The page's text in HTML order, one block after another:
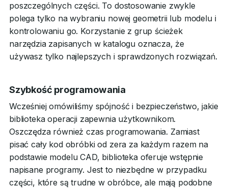
poszczególnych części. To dostosowanie zwykle
polega tylko na wybraniu nowej geometrii lub modelu i
kontrolowaniu go. Korzystanie z grup ścieżek
narzędzia zapisanych w katalogu oznacza, że
używasz tylko najlepszych i sprawdzonych rozwiązań.
Szybkość programowania
Wcześniej omówiliśmy spójność i bezpieczeństwo, jakie
biblioteka operacji zapewnia użytkownikom.
Oszczędza również czas programowania. Zamiast
pisać cały kod obróbki od zera za każdym razem na
podstawie modelu CAD, biblioteka oferuje wstępnie
napisane programy. Jest to niezbędne w przypadku
części, które są trudne w obróbce, ale mają podobne